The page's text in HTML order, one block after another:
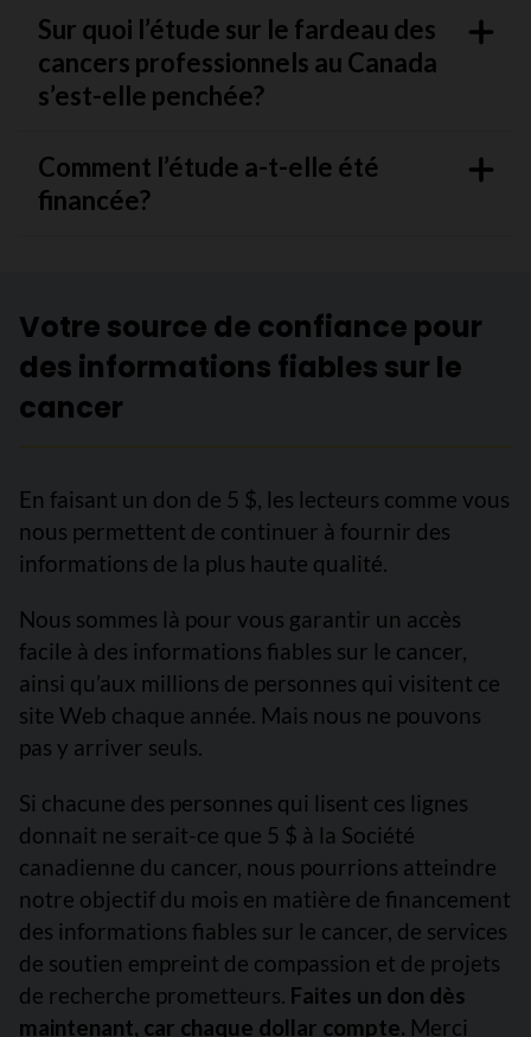
Sur quoi l’étude sur le fardeau des
cancers professionnels au Canada
s’est-elle penchée?
Comment l’étude a-t-elle été
financée?
Votre source de confiance pour
des informations fiables sur le
cancer
En faisant un don de 5 $, les lecteurs comme vous
nous permettent de continuer à fournir des
informations de la plus haute qualité.
Nous sommes là pour vous garantir un accès
facile à des informations fiables sur le cancer,
ainsi qu’aux millions de personnes qui visitent ce
site Web chaque année. Mais nous ne pouvons
pas y arriver seuls.
Si chacune des personnes qui lisent ces lignes
donnait ne serait-ce que 5 $ à la Société
canadienne du cancer, nous pourrions atteindre
notre objectif du mois en matière de financement
des informations fiables sur le cancer, de services
de soutien empreint de compassion et de projets
de recherche prometteurs. Faites un don dès
maintenant, car chaque dollar compte. Merci